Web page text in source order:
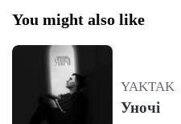
You might also like
YAKTAK
Уночі